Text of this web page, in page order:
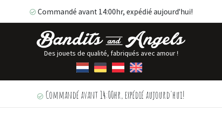
Commandé avant 14:00hr, expédié aujourd'hui!
Des jouets de qualité, fabriqués avec amour !
Commandé avant 14:00hr, expédié aujourd'hui!